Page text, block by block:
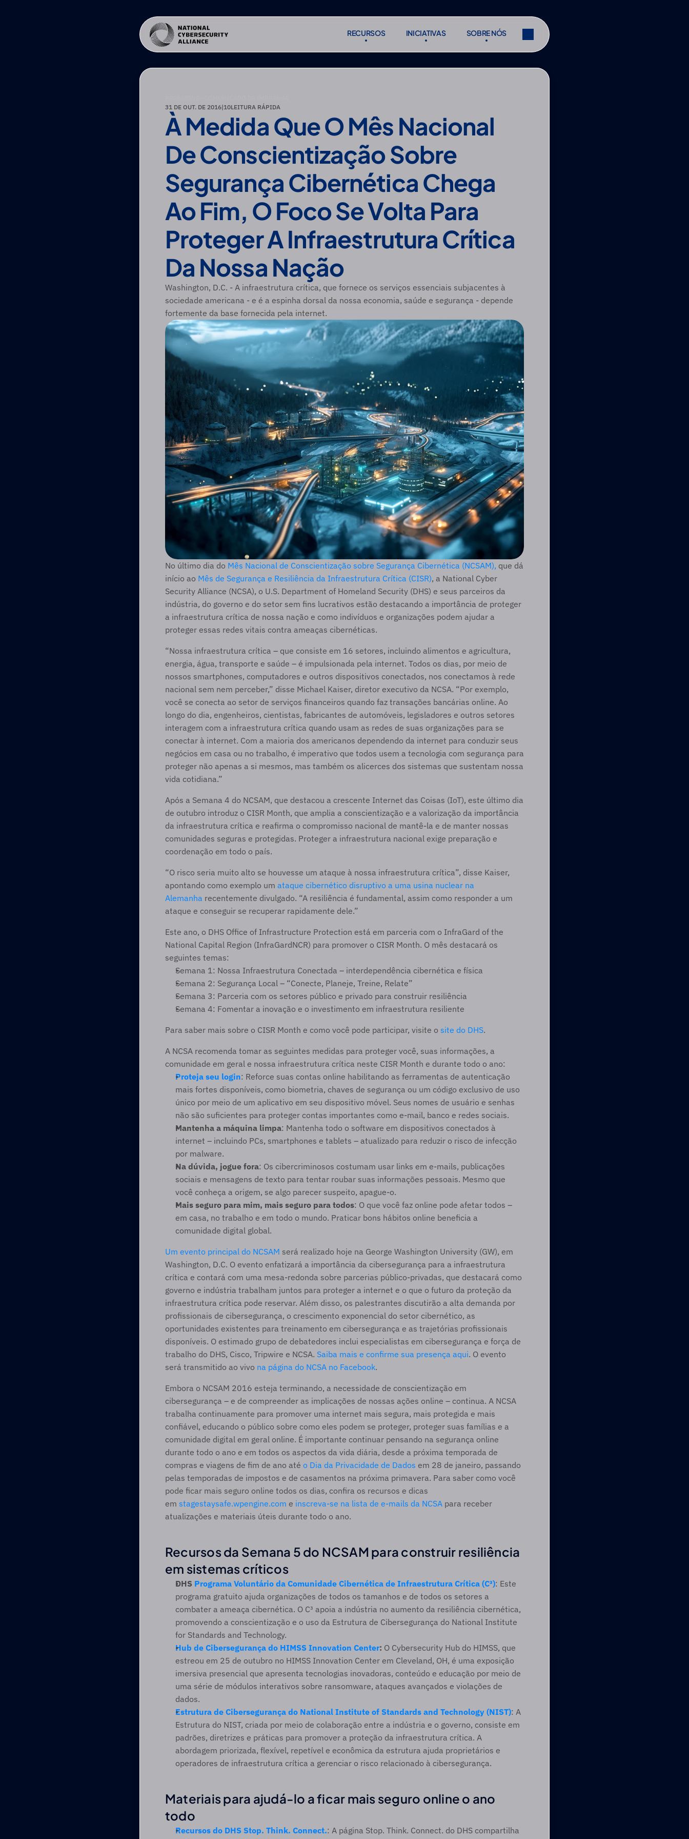
RECURSOS
RECURSOS
INICIATIVAS
INICIATIVAS
SOBRE NÓS
SOBRE NÓS
Subscrever
Partilhar
31 DE OUT. DE 2016|10LEITURA RÁPIDA
À Medida Que O Mês Nacional
De Conscientização Sobre
Segurança Cibernética Chega
Ao Fim, O Foco Se Volta Para
Proteger A Infraestrutura Crítica
Da Nossa Nação
Washington, D.C. - A infraestrutura crítica, que fornece os serviços essenciais subjacentes à
sociedade americana - e é a espinha dorsal da nossa economia, saúde e segurança - depende
fortemente da base fornecida pela internet.
No último dia do Mês Nacional de Conscientização sobre Segurança Cibernética (NCSAM), que dá
início ao Mês de Segurança e Resiliência da Infraestrutura Crítica (CISR), a National Cyber
Security Alliance (NCSA), o U.S. Department of Homeland Security (DHS) e seus parceiros da
indústria, do governo e do setor sem fins lucrativos estão destacando a importância de proteger
a infraestrutura crítica de nossa nação e como indivíduos e organizações podem ajudar a
proteger essas redes vitais contra ameaças cibernéticas.
“Nossa infraestrutura crítica – que consiste em 16 setores, incluindo alimentos e agricultura,
energia, água, transporte e saúde – é impulsionada pela internet. Todos os dias, por meio de
nossos smartphones, computadores e outros dispositivos conectados, nos conectamos à rede
nacional sem nem perceber,” disse Michael Kaiser, diretor executivo da NCSA. “Por exemplo,
você se conecta ao setor de serviços financeiros quando faz transações bancárias online. Ao
longo do dia, engenheiros, cientistas, fabricantes de automóveis, legisladores e outros setores
interagem com a infraestrutura crítica quando usam as redes de suas organizações para se
conectar à internet. Com a maioria dos americanos dependendo da internet para conduzir seus
negócios em casa ou no trabalho, é imperativo que todos usem a tecnologia com segurança para
proteger não apenas a si mesmos, mas também os alicerces dos sistemas que sustentam nossa
vida cotidiana.”
Após a Semana 4 do NCSAM, que destacou a crescente Internet das Coisas (IoT), este último dia
de outubro introduz o CISR Month, que amplia a conscientização e a valorização da importância
da infraestrutura crítica e reafirma o compromisso nacional de mantê-la e de manter nossas
comunidades seguras e protegidas. Proteger a infraestrutura nacional exige preparação e
coordenação em todo o país.
“O risco seria muito alto se houvesse um ataque à nossa infraestrutura crítica”, disse Kaiser,
apontando como exemplo um ataque cibernético disruptivo a uma usina nuclear na
Alemanha recentemente divulgado. “A resiliência é fundamental, assim como responder a um
ataque e conseguir se recuperar rapidamente dele.”
Este ano, o DHS Office of Infrastructure Protection está em parceria com o InfraGard of the
National Capital Region (InfraGardNCR) para promover o CISR Month. O mês destacará os
seguintes temas:
Semana 1: Nossa Infraestrutura Conectada – interdependência cibernética e física
Semana 2: Segurança Local – “Conecte, Planeje, Treine, Relate”
Semana 3: Parceria com os setores público e privado para construir resiliência
Semana 4: Fomentar a inovação e o investimento em infraestrutura resiliente
Para saber mais sobre o CISR Month e como você pode participar, visite o site do DHS.
A NCSA recomenda tomar as seguintes medidas para proteger você, suas informações, a
comunidade em geral e nossa infraestrutura crítica neste CISR Month e durante todo o ano:
Proteja seu login: Reforce suas contas online habilitando as ferramentas de autenticação
mais fortes disponíveis, como biometria, chaves de segurança ou um código exclusivo de uso
único por meio de um aplicativo em seu dispositivo móvel. Seus nomes de usuário e senhas
não são suficientes para proteger contas importantes como e-mail, banco e redes sociais.
Mantenha a máquina limpa: Mantenha todo o software em dispositivos conectados à
internet – incluindo PCs, smartphones e tablets – atualizado para reduzir o risco de infecção
por malware.
Na dúvida, jogue fora: Os cibercriminosos costumam usar links em e-mails, publicações
sociais e mensagens de texto para tentar roubar suas informações pessoais. Mesmo que
você conheça a origem, se algo parecer suspeito, apague-o.
Mais seguro para mim, mais seguro para todos: O que você faz online pode afetar todos –
em casa, no trabalho e em todo o mundo. Praticar bons hábitos online beneficia a
comunidade digital global.
Um evento principal do NCSAM será realizado hoje na George Washington University (GW), em
Washington, D.C. O evento enfatizará a importância da cibersegurança para a infraestrutura
crítica e contará com uma mesa-redonda sobre parcerias público-privadas, que destacará como
governo e indústria trabalham juntos para proteger a internet e o que o futuro da proteção da
infraestrutura crítica pode reservar. Além disso, os palestrantes discutirão a alta demanda por
profissionais de cibersegurança, o crescimento exponencial do setor cibernético, as
oportunidades existentes para treinamento em cibersegurança e as trajetórias profissionais
disponíveis. O estimado grupo de debatedores inclui especialistas em cibersegurança e força de
trabalho do DHS, Cisco, Tripwire e NCSA. Saiba mais e confirme sua presença aqui. O evento
será transmitido ao vivo na página do NCSA no Facebook.
Embora o NCSAM 2016 esteja terminando, a necessidade de conscientização em
cibersegurança – e de compreender as implicações de nossas ações online – continua. A NCSA
trabalha continuamente para promover uma internet mais segura, mais protegida e mais
confiável, educando o público sobre como eles podem se proteger, proteger suas famílias e a
comunidade digital em geral online. É importante continuar pensando na segurança online
durante todo o ano e em todos os aspectos da vida diária, desde a próxima temporada de
compras e viagens de fim de ano até o Dia da Privacidade de Dados em 28 de janeiro, passando
pelas temporadas de impostos e de casamentos na próxima primavera. Para saber como você
pode ficar mais seguro online todos os dias, confira os recursos e dicas
em stagestaysafe.wpengine.com e inscreva-se na lista de e-mails da NCSA para receber
atualizações e materiais úteis durante todo o ano.
Recursos da Semana 5 do NCSAM para construir resiliência
em sistemas críticos
DHS Programa Voluntário da Comunidade Cibernética de Infraestrutura Crítica (C³): Este
programa gratuito ajuda organizações de todos os tamanhos e de todos os setores a
combater a ameaça cibernética. O C³ apoia a indústria no aumento da resiliência cibernética,
promovendo a conscientização e o uso da Estrutura de Cibersegurança do National Institute
for Standards and Technology.
Hub de Cibersegurança do HIMSS Innovation Center: O Cybersecurity Hub do HIMSS, que
estreou em 25 de outubro no HIMSS Innovation Center em Cleveland, OH, é uma exposição
imersiva presencial que apresenta tecnologias inovadoras, conteúdo e educação por meio de
uma série de módulos interativos sobre ransomware, ataques avançados e violações de
dados.
Estrutura de Cibersegurança do National Institute of Standards and Technology (NIST): A
Estrutura do NIST, criada por meio de colaboração entre a indústria e o governo, consiste em
padrões, diretrizes e práticas para promover a proteção da infraestrutura crítica. A
abordagem priorizada, flexível, repetível e econômica da estrutura ajuda proprietários e
operadores de infraestrutura crítica a gerenciar o risco relacionado à cibersegurança.
Materiais para ajudá-lo a ficar mais seguro online o ano
todo
Recursos do DHS Stop. Think. Connect.: A página Stop. Think. Connect. do DHS compartilha